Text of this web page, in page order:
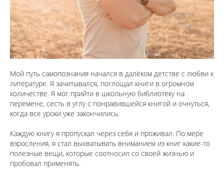
Мой путь самопознания начался в далёком детстве с любви к
литературе. Я зачитывался, поглощал книги в огромном
количестве. Я мог прийти в школьную библиотеку на
перемене, сесть в углу с понравившейся книгой и очнуться,
когда все уроки уже закончились.
Каждую книгу я пропускал через себя и проживал. По мере
взросления, я стал выхватывать вниманием из книг какие-то
полезные вещи, которые соотносил со своей жизнью и
пробовал применять.